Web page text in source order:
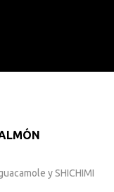
y SHICHIMI